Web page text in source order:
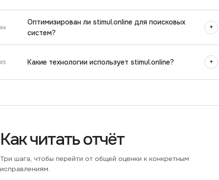
04
Оптимизирован ли stimul.online для поисковых
систем?
+
05 Какие технологии использует stimul.online? +
Как читать отчёт
Три шага, чтобы перейти от общей оценки к конкретным
исправлениям.